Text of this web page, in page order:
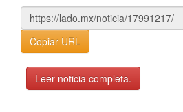
Copiar URL
Leer noticia completa.